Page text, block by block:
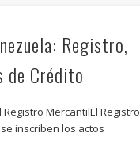
Registro,
de Crédito
MercantilEl Registro
inscriben los actos